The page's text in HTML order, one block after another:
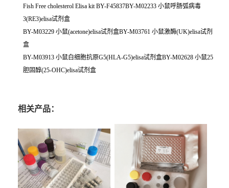
Fish Free cholesterol Elisa kit BY-F45837BY-M02233 小鼠呼肠弧病毒
3(RE3)elisa试剂盒
BY-M03229 小鼠(acetone)elisa试剂盒BY-M03761 小鼠激酶(UK)elisa试剂
盒
BY-M03913 小鼠白细胞抗原G5(HLA-G5)elisa试剂盒BY-M02628 小鼠25
胆固醇(25-OHC)elisa试剂盒
相关产品：